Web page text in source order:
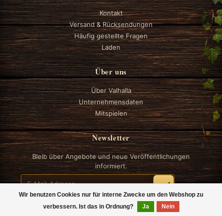
Wir benutzen Cookies nur für interne Zwecke um den Webshop zu
verbessern. Ist das in Ordnung?
Ja
Nein
Kontakt
Versand & Rücksendungen
Häufig gestellte Fragen
Laden
Über uns
Über Valhalla
Unternehmensdaten
Mitspielen
Newsletter
Bleib über Angebote und neue Veröffentlichungen
informiert.